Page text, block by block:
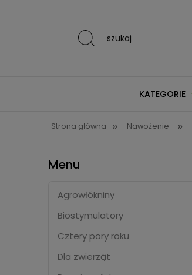
szukaj
KATEGORIE
Strona główna » Nawożenie »
Menu
Agrowłókniny
Biostymulatory
Cztery pory roku
Dla zwierząt